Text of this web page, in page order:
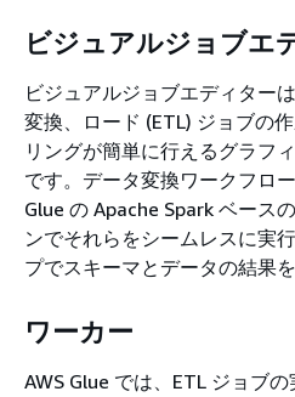
ビジュアルジョブエ
ビジュアルジョブエディター
変換、ロード (ETL) ジョブの
リングが簡単に行えるグラフ
です。データ変換ワークフロ
Glue の Apache Spark ベース
ンでそれらをシームレスに実
プでスキーマとデータの結果
ワーカー
AWS Glue では、ETL ジョブ